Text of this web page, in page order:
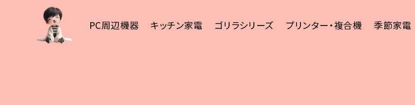
PC周辺機器 キッチン家電 ゴリラシリーズ プリンター・複合機 季節家電